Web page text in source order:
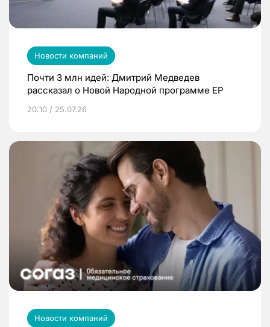
Новости компаний
Почти 3 млн идей: Дмитрий Медведев
рассказал о Новой Народной программе ЕР
20:10 / 25.07.26
Новости компаний